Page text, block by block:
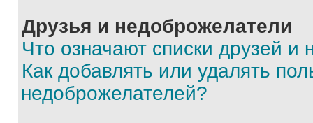
Друзья и недоброжелатели
Что означают списки друзей и
Как добавлять или удалять
недоброжелателей?